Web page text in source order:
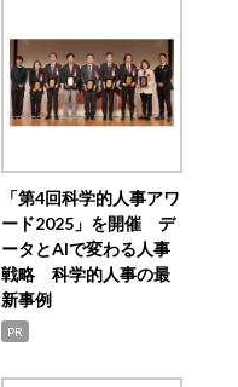
「第4回科学的人事アワ
ード2025」を開催 デ
ータとAIで変わる人事
戦略 科学的人事の最
新事例
PR